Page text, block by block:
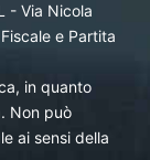
- Via Nicola
e Partita
in quanto
Non può
ai sensi della